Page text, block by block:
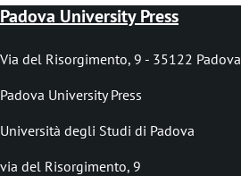
r
e
a
d
c
Padova University Press
Via del Risorgimento, 9 - 35122 Padova
Padova University Press
Università degli Studi di Padova
via del Risorgimento, 9